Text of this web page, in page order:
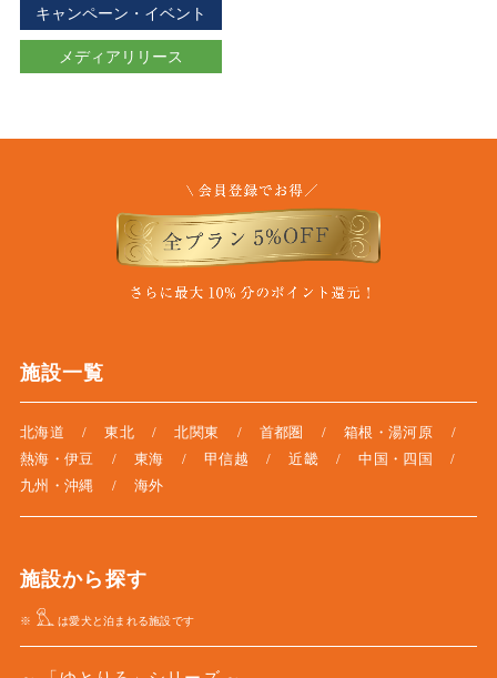
キャンペーン・イベント
メディアリリース
施設一覧
北海道 東北 北関東 首都圏
箱根・湯河原
熱海・伊豆
東海 甲信越 近畿
中国・四国
九州・沖縄
海外
施設から探す
※ は愛犬と泊まれる施設です